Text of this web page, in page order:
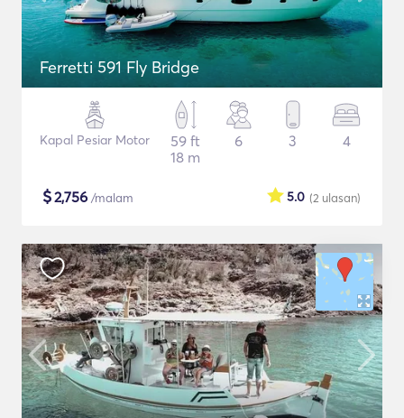
Ferretti 591 Fly Bridge
Kapal Pesiar Motor
59 ft
18 m
6 3 4
$2,756 /malam (2 ulasan)
5.0